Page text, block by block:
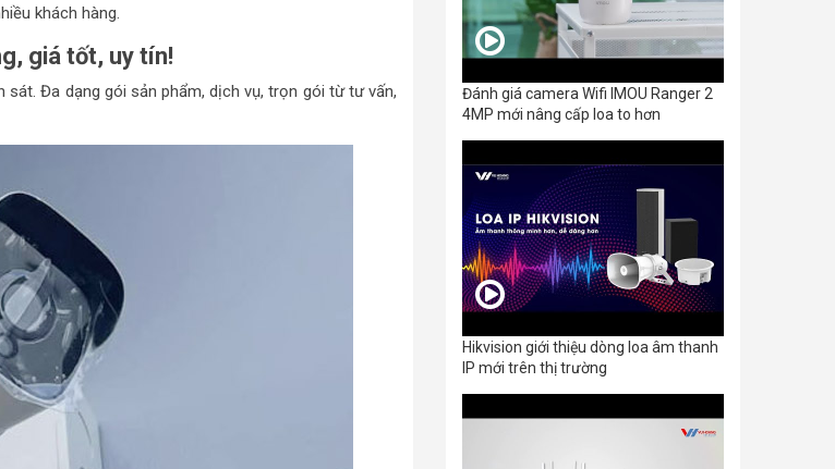
khách hàng.
giá tốt, uy tín!
sát. Đa dạng gói sản phẩm, dịch vụ, trọn gói từ tư vấn,
Đánh giá camera Wifi IMOU Ranger 2
4MP mới nâng cấp loa to hơn
Hikvision giới thiệu dòng loa âm thanh
IP mới trên thị trường